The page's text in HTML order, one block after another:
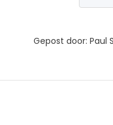
Gepost door: Paul